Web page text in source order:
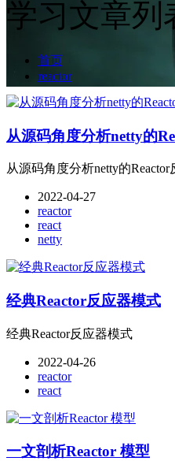
学习文章列
首页
reactor
从源码角度分析netty的
从源码角度分析netty的
2022-04-27
reactor
react
netty
经典Reactor反应器模式
经典Reactor反应器模式
2022-04-26
reactor
react
一文剖析Reactor 模型